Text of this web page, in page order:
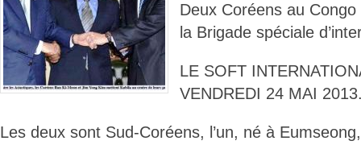
Deux Coréens au
la Brigade spéciale
LE SOFT
VENDREDI 24 MAI
Les deux sont Sud-Coréens, l’un, né à